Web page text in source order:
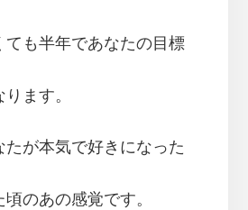
ても半年であなたの目標
ます。
たが本気で好きになった
のあの感覚です。